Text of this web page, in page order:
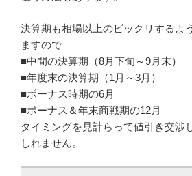
決算期も相場以上のビックリするよ
ますので
■中間の決算期（8月下旬～9月末）
■年度末の決算期（1月～3月）
■ボーナス時期の6月
■ボーナス＆年末商戦期の12月
タイミングを見計らって値引き交渉
しれません。